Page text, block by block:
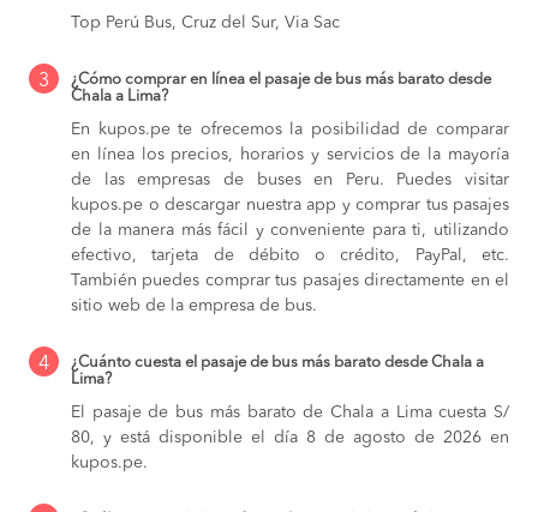
Top Perú Bus, Cruz del Sur, Via Sac
3
¿Cómo comprar en línea el pasaje de bus más barato desde
Chala a Lima?
En kupos.pe te ofrecemos la posibilidad de comparar
en línea los precios, horarios y servicios de la mayoría
de las empresas de buses en Peru. Puedes visitar
kupos.pe o descargar nuestra app y comprar tus pasajes
de la manera más fácil y conveniente para ti, utilizando
efectivo, tarjeta de débito o crédito, PayPal, etc.
También puedes comprar tus pasajes directamente en el
sitio web de la empresa de bus.
4
¿Cuánto cuesta el pasaje de bus más barato desde Chala a
Lima?
El pasaje de bus más barato de Chala a Lima cuesta S/
80, y está disponible el día 8 de agosto de 2026 en
kupos.pe.